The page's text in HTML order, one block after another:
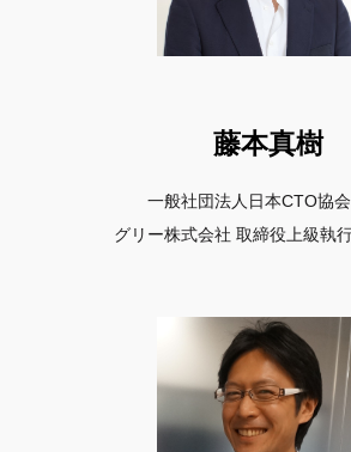
藤本真樹
一般社団法人日本CTO協
グリー株式会社 取締役上級執